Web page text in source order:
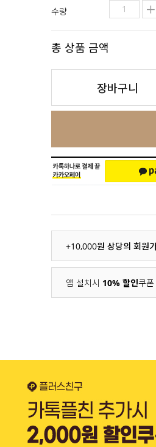
수량
총 상품 금액
장바구니
+10,000원 상당의 회원
앱 설치시 10% 할인쿠폰